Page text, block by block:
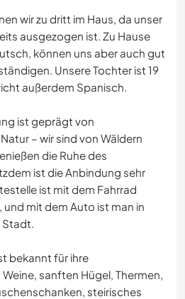
wir zu dritt im Haus, da unser
ausgezogen ist. Zu Hause
können uns aber auch gut
Unsere Tochter ist 19
außerdem Spanisch.
ist geprägt von
– wir sind von Wäldern
die Ruhe des
ist die Anbindung sehr
ist mit dem Fahrrad
und mit dem Auto ist man in
Stadt.
bekannt für ihre
sanften Hügel, Thermen,
steirisches